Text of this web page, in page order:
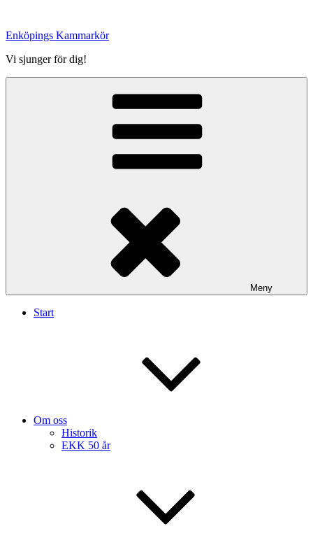
innehåll
Enköpings Kammarkör
Vi sjunger för dig!
Meny
Start
Om oss
Historik
EKK 50 år